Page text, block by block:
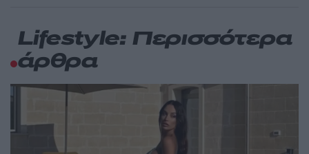
Lifestyle: Περισσότερα
άρθρα